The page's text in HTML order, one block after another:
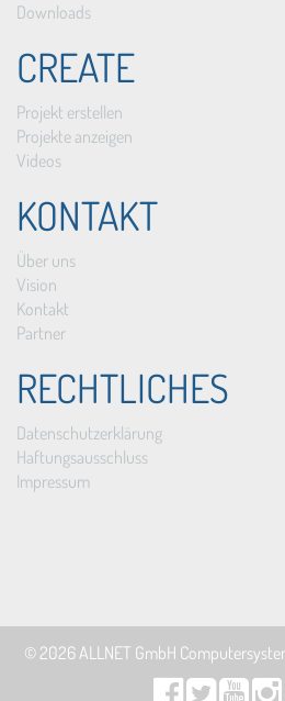
Downloads
CREATE
Projekt erstellen
Projekte anzeigen
Videos
KONTAKT
Über uns
Vision
Kontakt
Partner
RECHTLICHES
Datenschutzerklärung
Haftungsausschluss
Impressum
© 2026ALLNET GmbH